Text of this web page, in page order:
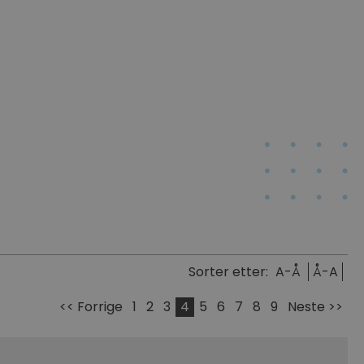
Sorter etter: A-Å
Å-A
<< Forrige 1 2 3 4 5 6 7 8 9 Neste >>